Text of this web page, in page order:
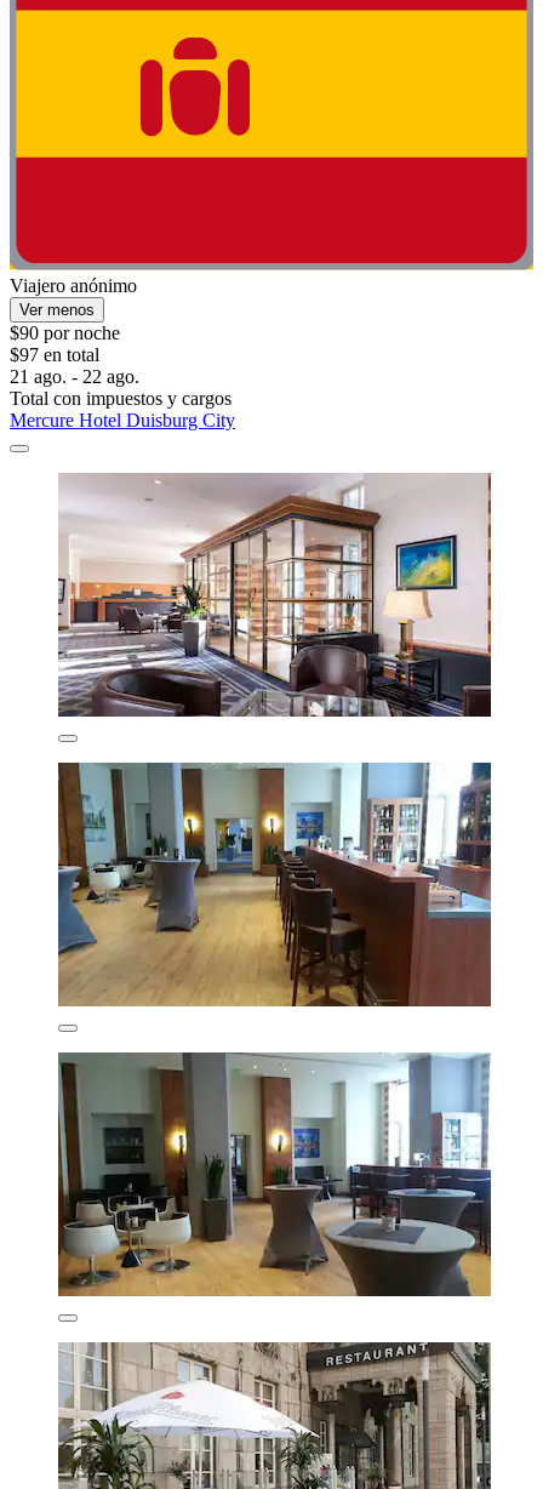
Viajero anónimo
Ver menos
$90 por noche
$97 en total
21 ago. - 22 ago.
Total con impuestos y cargos
Mercure Hotel Duisburg City